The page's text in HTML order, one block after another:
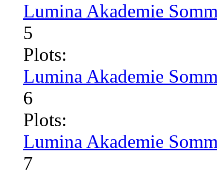
Lumina Akademie
5
Plots:
Lumina Akademie
6
Plots:
Lumina Akademie
7